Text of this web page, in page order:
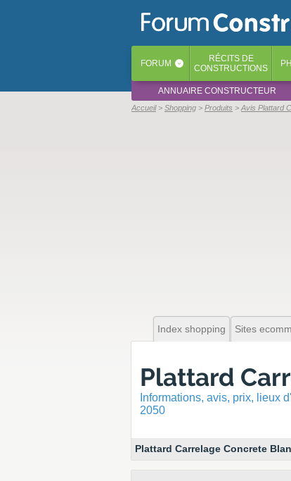
FORUM ‹ RÉCITS DE
CONSTRUCTIONS
ANNUAIRE CONSTRUCTEUR
Accueil Shopping Produits Avis Plattard
Index shopping Sites
Plattard
Informations, avis, prix, lieux
2050
Plattard Carrelage Concrete